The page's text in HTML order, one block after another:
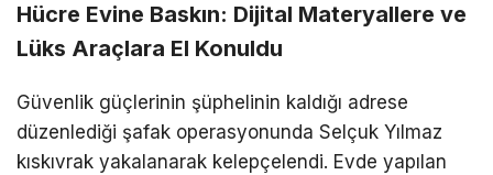
Hücre Evine Baskın: Dijital Materyallere ve
Lüks Araçlara El Konuldu
Güvenlik güçlerinin şüphelinin kaldığı adrese
düzenlediği şafak operasyonunda Selçuk Yılmaz
kıskıvrak yakalanarak kelepçelendi. Evde yapılan